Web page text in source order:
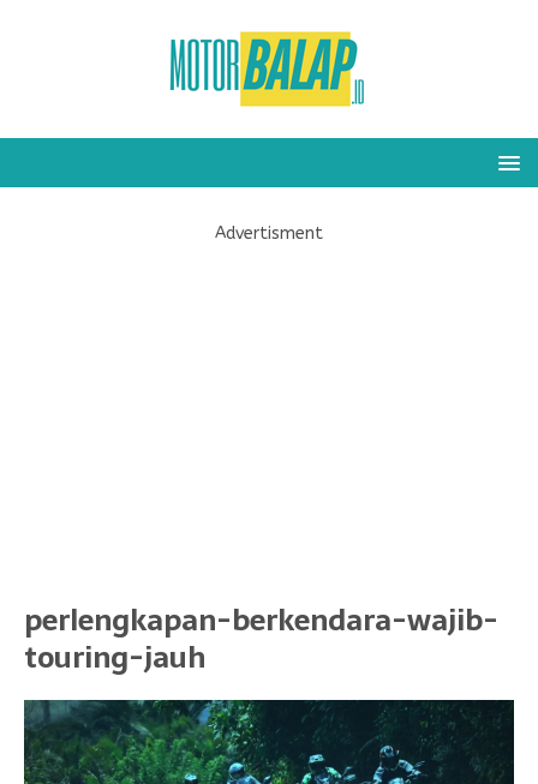
Advertisment
perlengkapan-berkendara-wajib-
touring-jauh